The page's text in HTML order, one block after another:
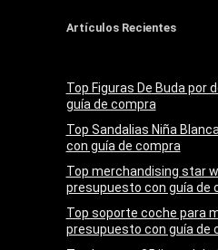
Artículos Recientes
Top Figuras De Buda por
guía de compra
Top Sandalias Niña
con guía de compra
Top merchandising star
presupuesto con guía de
Top soporte coche para
presupuesto con guía de